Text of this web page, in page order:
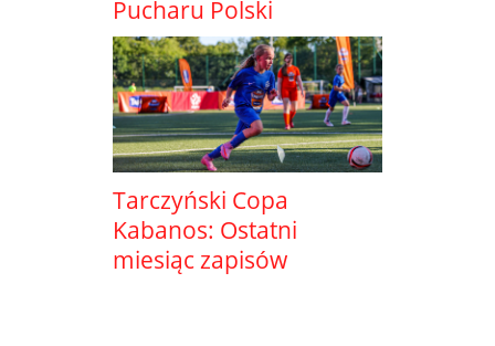
Pucharu Polski
Tarczyński Copa
Kabanos: Ostatni
miesiąc zapisów